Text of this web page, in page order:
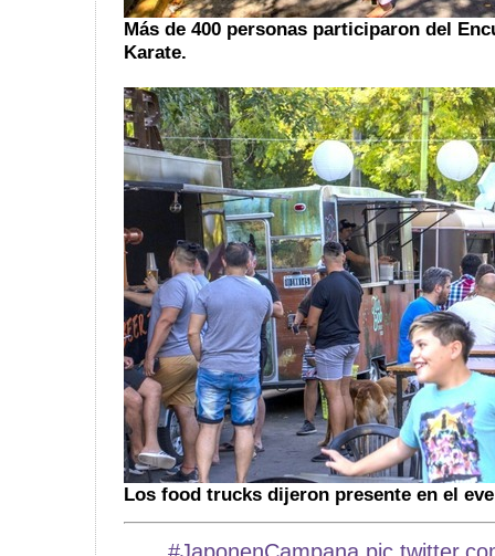
Más de 400 personas participaron del
Karate.
Los food trucks dijeron presente en el